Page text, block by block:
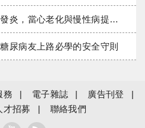
，當心老化與慢性病提早報到
尿病友上路必學的安全守則
務 電子雜誌
廣告刊登
才招募 聯絡我們